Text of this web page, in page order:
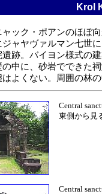
Krol
ャック・ポアンのほぼ
ジャヤヴァルマン七世
遺跡。バイヨン様式の
の中に、砂岩でできた
はよくない。周囲の林
Central
東側から見
Central